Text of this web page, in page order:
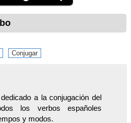
a la conjugación del
los verbos españoles
y modos.